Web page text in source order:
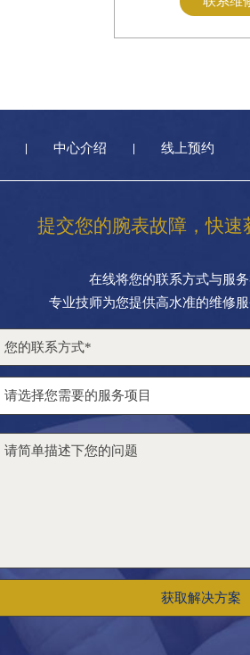
中心介绍 线上预约
提交您的腕表故障，快速
在线将您的联系方式与服
专业技师为您提供高水准的维修
获取解决方案